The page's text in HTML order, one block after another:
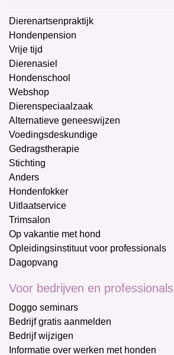
Dierenartsenpraktijk
Hondenpension
Vrije tijd
Dierenasiel
Hondenschool
Webshop
Dierenspeciaalzaak
Alternatieve geneeswijzen
Voedingsdeskundige
Gedragstherapie
Stichting
Anders
Hondenfokker
Uitlaatservice
Trimsalon
Op vakantie met hond
Opleidingsinstituut voor professionals
Dagopvang
Voor bedrijven en professionals
Doggo seminars
Bedrijf gratis aanmelden
Bedrijf wijzigen
Informatie over werken met honden